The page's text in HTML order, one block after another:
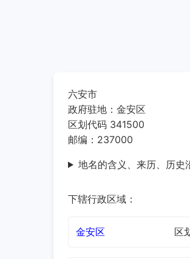
六安市
政府驻地：金安区
区划代码 341500
邮编：237000
地名的含义、来历、历史
下辖行政区域：
金安区 区